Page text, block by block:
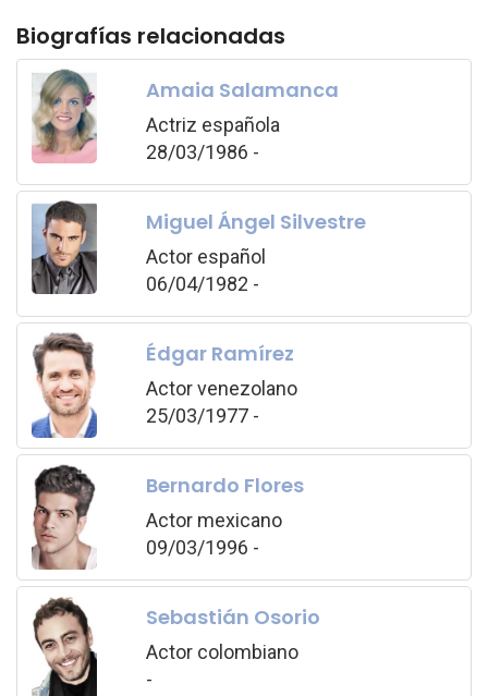
Biografías relacionadas
Amaia Salamanca
Actriz española
28/03/1986 -
Miguel Ángel Silvestre
Actor español
06/04/1982 -
Édgar Ramírez
Actor venezolano
25/03/1977 -
Bernardo Flores
Actor mexicano
09/03/1996 -
Sebastián Osorio
Actor colombiano
-